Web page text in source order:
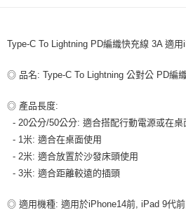
7-11取貨付款
每筆NT$80，滿NT$599(含以上)免運費
宅配
每筆NT$100，滿NT$599(含以上)免運費
Type-C To Lightning PD編織快充線 3A 適用
◎ 品名: Type-C To Lightning 公對公 PD編
◎ 產品長度:
- 20公分/50公分: 適合搭配行動電源或在桌
- 1米: 適合在桌面使用
- 2米: 適合放置於沙發床頭使用
- 3米: 適合距離較遠的插頭
◎ 適用機種: 適用於iPhone14前, iPad 9代